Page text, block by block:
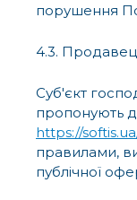
порушення
4.3.
Суб'єкт
пропонують
https://
правилами,
публічної